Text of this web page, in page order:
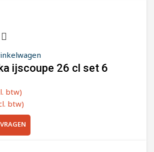
ijscoupe 26 cl set 6
btw)
btw)